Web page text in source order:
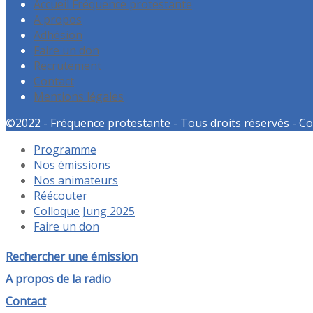
Accueil Fréquence protestante
A propos
Adhésion
Faire un don
Recrutement
Contact
Mentions légales
©2022 - Fréquence protestante - Tous droits réservés -
Programme
Nos émissions
Nos animateurs
Réécouter
Colloque Jung 2025
Faire un don
Rechercher une émission
A propos de la radio
Contact